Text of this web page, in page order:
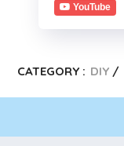
YouTube
CATEGORY : DIY